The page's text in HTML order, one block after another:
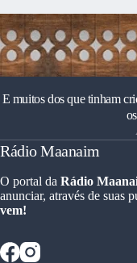
E muitos dos que tinham
Rádio Maanaim
O portal da Rádio
anunciar, através de suas
vem!